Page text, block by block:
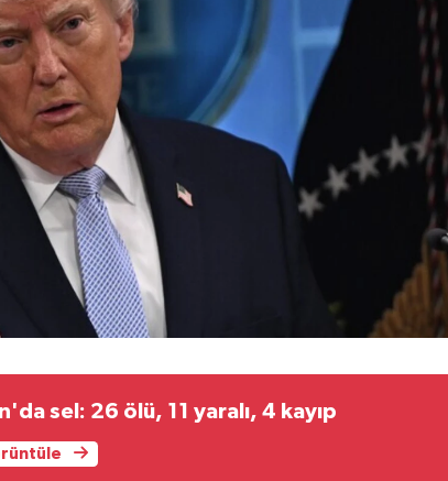
sel: 26 ölü, 11 yaralı, 4 kayıp